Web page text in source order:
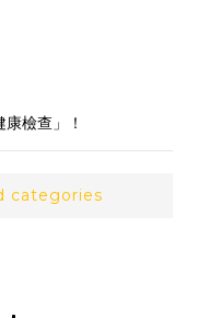
檢查」！
categories